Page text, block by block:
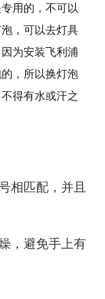
用的，不可以
，可以去灯具
为安装飞利浦
，所以换灯泡
得有水或汗之
相匹配，并且
，避免手上有